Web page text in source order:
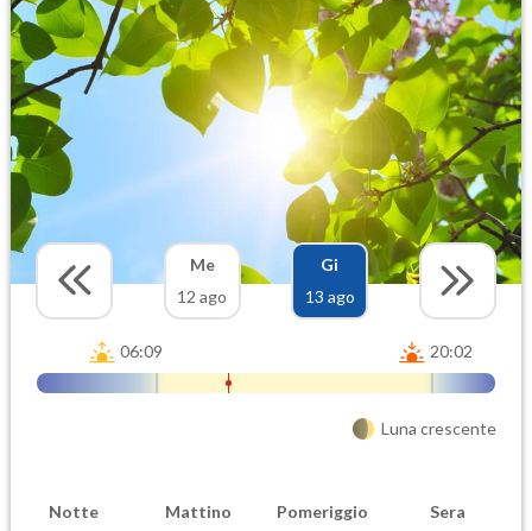
Me
12 ago
Gi
13 ago
06:09 20:02
Luna crescente
Notte Mattino Pomeriggio Sera